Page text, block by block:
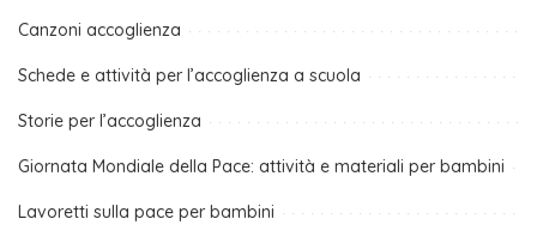
Canzoni accoglienza
Schede e attività per l’accoglienza a scuola
Storie per l’accoglienza
Giornata Mondiale della Pace: attività e materiali per bambini
Lavoretti sulla pace per bambini